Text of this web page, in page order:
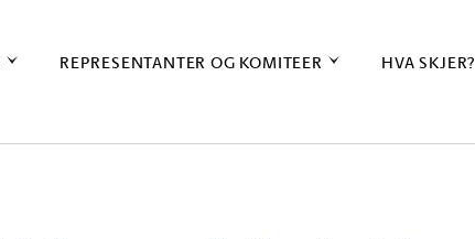
REPRESENTANTER OG KOMITEER HVA SKJER?